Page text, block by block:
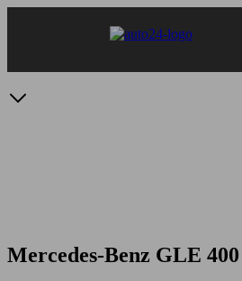
Mercedes-Benz GLE